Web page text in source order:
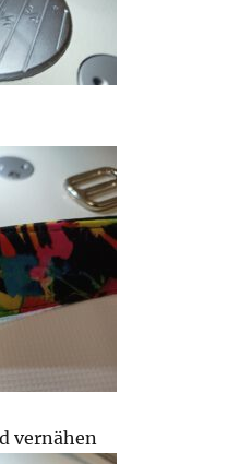
vernähen